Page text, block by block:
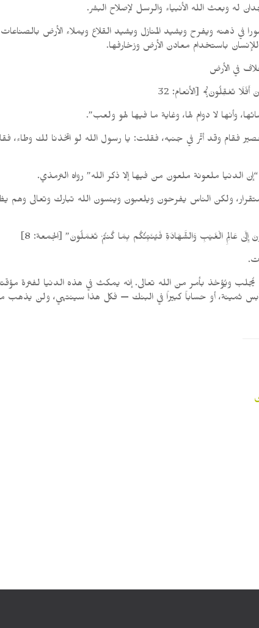
له وبعث الله الأنبياء والرسل لإصلاح البشر.
في ذهنه ويفرح ويشيد المنازل ويشيد القلاع ويملاء الأرض
باستخدام معادن الأرض وزخارفها.
في الأرض
تَعْقِلُونَ﴾ [الأنعام: 32
وأنها لا دوام لها، وغاية ما فيها لهو ولعب”.
فقام وقد أثّر في جنبه، فقلت: يا رسول الله لو اتخذنا لك وطاء،
ملعونة ملعون من فيها إلا ذكر الله” رواه الترمذي.
ولكن الناس يفرحون ويلعبون وينسون الله تبارك وتعالى
عَالِمِ الْغَيْبِ وَالشَّهَادَةِ فَيُنَبِّئُكُم بِمَا كُنتُمْ تَعْمَلُونَ” [الجمعة: 8]
بل يُجلب ويُؤخذ بأمر من الله تعالى. إنه يمكث في هذه الدنيا لفترة
ثمينة، أو حساباً كبيراً في البنك — فكل هذا سينتهي، ولن